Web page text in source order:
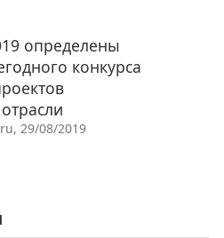
определены
конкурса
29/08/2019